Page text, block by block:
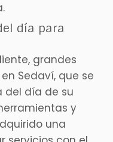
día para
grandes
en Sedaví, que se
del día de su
y
una